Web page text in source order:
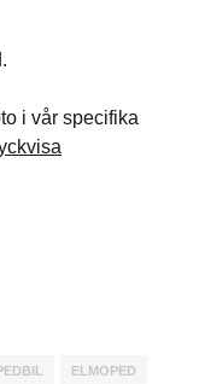
i vår specifika
ELMOPED